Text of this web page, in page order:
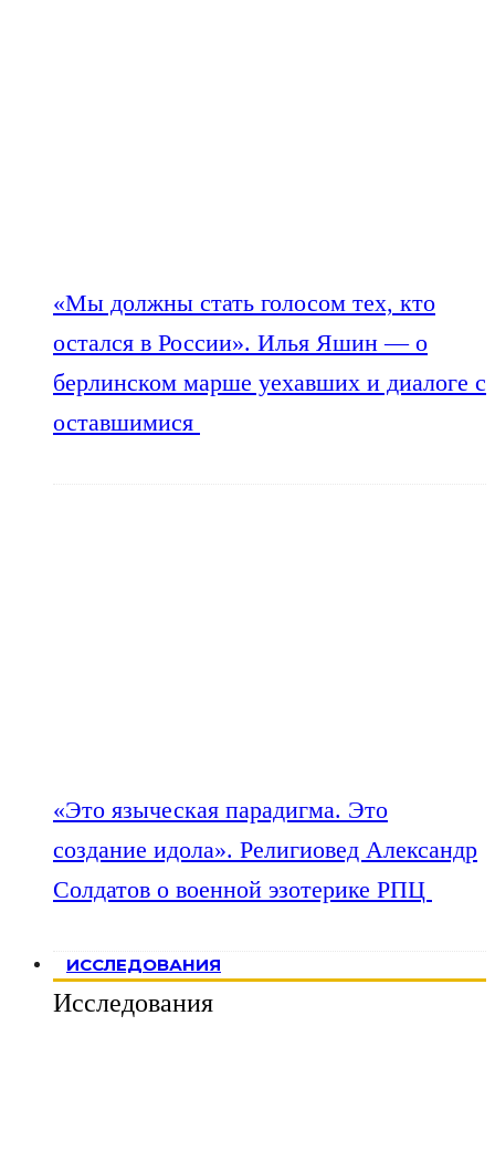
«Мы должны стать голосом тех, кто
остался в России». Илья Яшин — о
берлинском марше уехавших и диалоге с
оставшимися
«Это языческая парадигма. Это
создание идола». Религиовед Александр
Солдатов о военной эзотерике РПЦ
ИССЛЕДОВАНИЯ
Исследования